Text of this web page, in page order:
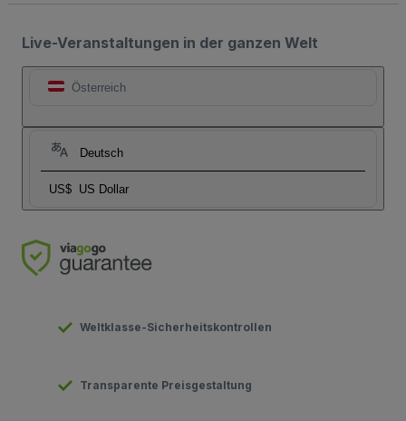
Live-Veranstaltungen in der ganzen Welt
Österreich
Deutsch
US$ US Dollar
Weltklasse-Sicherheitskontrollen
Transparente Preisgestaltung